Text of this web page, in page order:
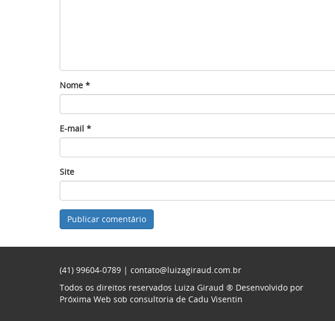
Nome *
E-mail *
Site
(41) 99604-0789 | contato@luizagiraud.com.br
Todos os direitos reservados Luiza Giraud ® Desenvolvido por
Próxima Web sob consultoria de Cadu Visentin